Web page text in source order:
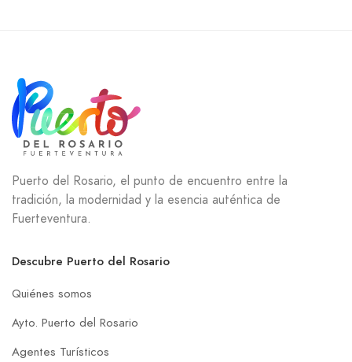
Puerto del Rosario, el punto de encuentro entre la
tradición, la modernidad y la esencia auténtica de
Fuerteventura.
Descubre Puerto del Rosario
Quiénes somos
Ayto. Puerto del Rosario
Agentes Turísticos